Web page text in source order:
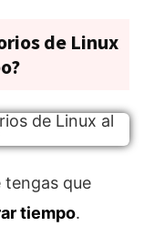
de Linux
tengas que
tiempo.